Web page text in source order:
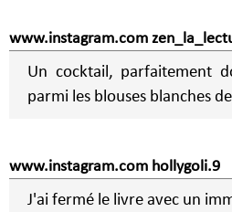
www.instagram.com
Un cocktail, parfaitement
parmi les blouses blanches
www.instagram.com hollygoli.9
J'ai fermé le livre avec un